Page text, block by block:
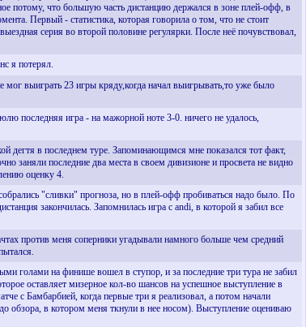
потому, что большую часть дистанцию держался в зоне плей-офф, в
Первый - статистика, которая говорила о том, что не стоит
серия во второй половине регулярки. После неё почувствовал,
я потерял.
выиграть 23 игры кряду,когда начал выигрывать,то уже было
последняя игра - на мажорной ноте 3-0. ничего не удалось,
дегтя в последнем туре. Запоминающимся мне показался тот факт,
заняли последние два места в своем дивизионе и просвета не видно
оценку 4.
"сливки" прогноза, но в плей-офф пробиваться надо было. По
закончилась. Запомнилась игра с andi, в которой я забил все
против меня соперники угадывали намного больше чем средний
голами на финише вошел в ступор, и за последние три тура не забил
оставляет мизерное кол-во шансов на успешное выступление в
с Бамбарбией, когда первые три я реализовал, а потом начали
обзора, в котором меня ткнули в нее носом). Выступление оцениваю